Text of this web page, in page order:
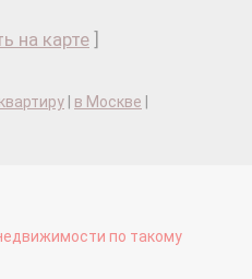
на карте
квартиру в Москве
по такому